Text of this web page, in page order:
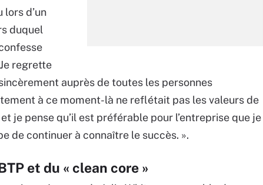
lors d’un
duquel
regrette
auprès de toutes les personnes
à ce moment-là ne reflétait pas les valeurs de
je pense qu’il est préférable pour l’entreprise que je
de continuer à connaître le succès. ».
et du « clean core »